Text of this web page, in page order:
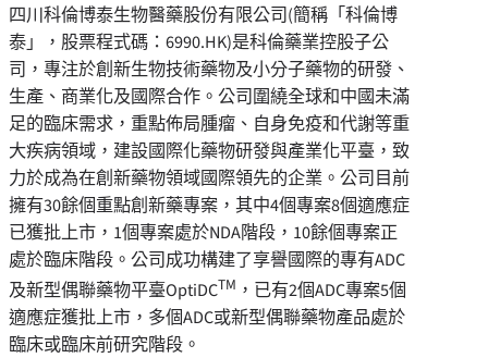
四川科倫博泰生物醫藥股份有限公司(簡稱 「科倫博
泰」
，股票程式碼：6990.HK)是科倫藥業控股子公
司，專注於創新生物技術藥物及小分子藥物的研發、
生產、商業化及國際合作。公司圍繞全球和中國未滿
足的臨床需求，重點佈局腫瘤、自身免疫和代謝等重
大疾病領域，建設國際化藥物研發與產業化平臺，致
力於成為在創新藥物領域國際領先的企業。公司目前
擁有30餘個重點創新藥專案，其中4個專案8個適應症
已獲批上市，1個專案處於NDA階段，10餘個專案正
處於臨床階段。公司成功構建了享譽國際的專有ADC
及新型偶聯藥物平臺OptiDCTM ，已有2個ADC專案5個
適應症獲批上市，多個ADC或新型偶聯藥物產品處於
臨床或臨床前研究階段。